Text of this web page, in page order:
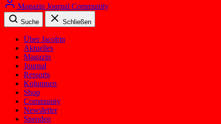
Magazin Journal Community
Suche Schließen
Über Jacobin
Aktuelles
Magazin
Journal
Ressorts
Kolumnen
Shop
Community
Newsletter
Spenden